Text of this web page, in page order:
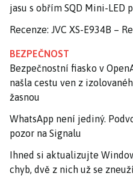
jasu s obřím SQD Mini-LED
Recenze: JVC XS-E934B –
BEZPEČNOST
Bezpečnostní fiasko v
našla cestu ven z
žasnou
WhatsApp není jediný.
pozor na Signalu
Ihned si aktualizujte
chyb, dvě z nich už se